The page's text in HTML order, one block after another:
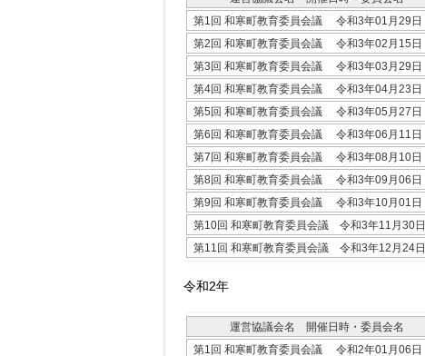
第1回 和寒町教育委員会議 令和3年01月29日
第2回 和寒町教育委員会議 令和3年02月15日
第3回 和寒町教育委員会議 令和3年03月29日
第4回 和寒町教育委員会議 令和3年04月23日
第5回 和寒町教育委員会議 令和3年05月27日
第6回 和寒町教育委員会議 令和3年06月11日
第7回 和寒町教育委員会議 令和3年08月10日
第8回 和寒町教育委員会議 令和3年09月06日
第9回 和寒町教育委員会議 令和3年10月01日
第10回 和寒町教育委員会議 令和3年11月30日
第11回 和寒町教育委員会議 令和3年12月24日
令和2年
運営協議会名 開催日時・委員会名
第1回 和寒町教育委員会議 令和2年01月06日